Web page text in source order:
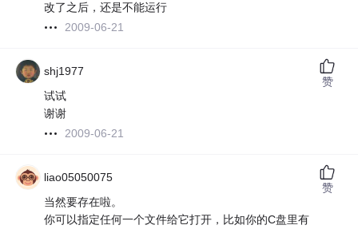
改了之后，还是不能运行
2009-06-21
shj1977
试试
谢谢
2009-06-21
赞
liao05050075
当然要存在啦。
你可以指定任何一个文件给它打开，比如你的C盘里有
赞